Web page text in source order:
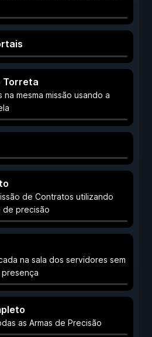
Torreta
na mesma missão usando a
de Contratos utilizando
de precisão
na sala dos servidores sem
as Armas de Precisão